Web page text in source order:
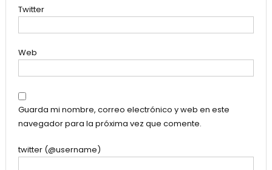
Twitter
Web
Guarda mi nombre, correo electrónico y web en este
navegador para la próxima vez que comente.
twitter (@username)